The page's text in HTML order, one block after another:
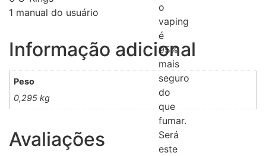
o
vaping
é
95%
mais
seguro
do
que
fumar.
Será
este
1 manual do usuário
Informação adicional
Peso
0,295 kg
Avaliações